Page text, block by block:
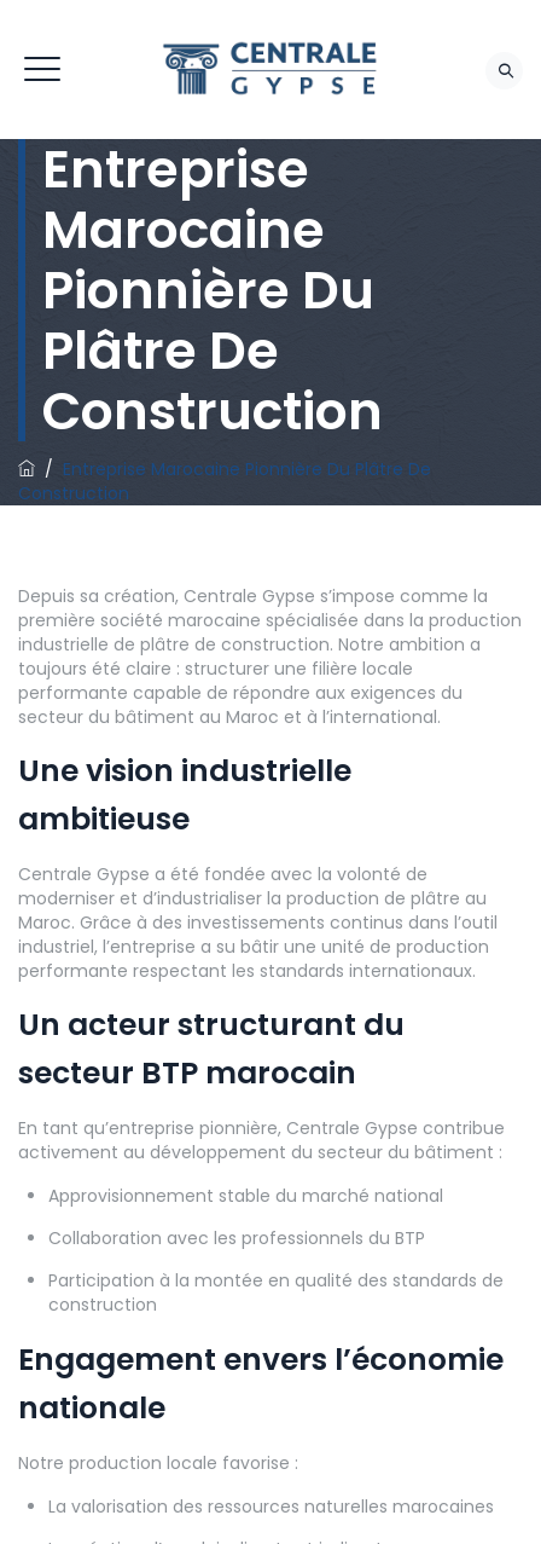
Entreprise
Marocaine
Pionnière Du
Plâtre De
Construction
/ Entreprise Marocaine Pionnière Du Plâtre De
Construction
Depuis sa création, Centrale Gypse s’impose comme la
première société marocaine spécialisée dans la production
industrielle de plâtre de construction. Notre ambition a
toujours été claire : structurer une filière locale
performante capable de répondre aux exigences du
secteur du bâtiment au Maroc et à l’international.
Une vision industrielle
ambitieuse
Centrale Gypse a été fondée avec la volonté de
moderniser et d’industrialiser la production de plâtre au
Maroc. Grâce à des investissements continus dans l’outil
industriel, l’entreprise a su bâtir une unité de production
performante respectant les standards internationaux.
Un acteur structurant du
secteur BTP marocain
En tant qu’entreprise pionnière, Centrale Gypse contribue
activement au développement du secteur du bâtiment :
Approvisionnement stable du marché national
Collaboration avec les professionnels du BTP
Participation à la montée en qualité des standards de
construction
Engagement envers l’économie
nationale
Notre production locale favorise :
La valorisation des ressources naturelles marocaines